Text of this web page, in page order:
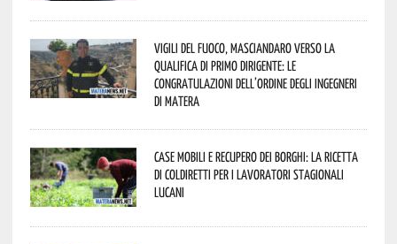
Vigili del Fuoco, Masciandaro verso la
qualifica di Primo Dirigente: le
congratulazioni dell’Ordine degli Ingegneri
di Matera
Case mobili e recupero dei borghi: la ricetta
di Coldiretti per i lavoratori stagionali
lucani